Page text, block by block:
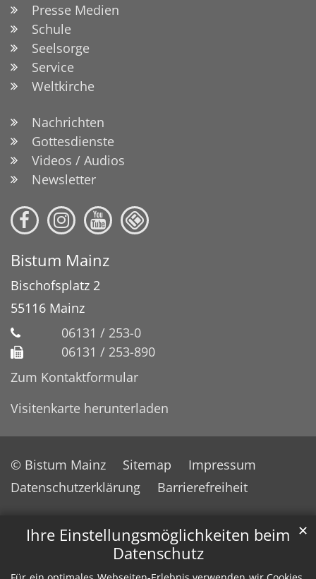
Ihre Einstellungsmöglichkeiten beim
Datenschutz
✕
Presse Medien
Schule
Seelsorge
Service
Weltkirche
Nachrichten
Gottesdienste
Videos / Audios
Newsletter
Bistum Mainz
Bischofsplatz 2
55116 Mainz
06131 / 253-0
06131 / 253-890
Zum Kontaktformular
Visitenkarte herunterladen
© Bistum Mainz Sitemap
Impressum
Datenschutzerklärung
Barrierefreiheit